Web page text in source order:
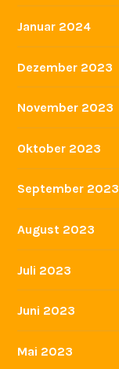
Januar 2024
Dezember 2023
November 2023
Oktober 2023
September 2023
August 2023
Juli 2023
Juni 2023
Mai 2023